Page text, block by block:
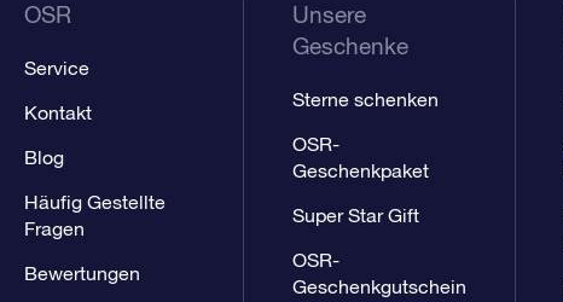
OSR
Service
Kontakt
Blog
Häufig Gestellte
Fragen
Bewertungen
Unsere
Geschenke
Sterne schenken
OSR-
Geschenkpaket
Super Star Gift
OSR-
Geschenkgutschein